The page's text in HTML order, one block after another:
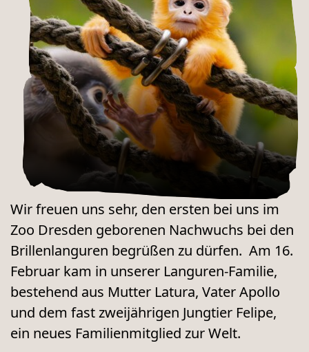
Wir freuen uns sehr, den ersten bei uns im
Zoo Dresden geborenen Nachwuchs bei den
Brillenlanguren begrüßen zu dürfen. Am 16.
Februar kam in unserer Languren-Familie,
bestehend aus Mutter Latura, Vater Apollo
und dem fast zweijährigen Jungtier Felipe,
ein neues Familienmitglied zur Welt.